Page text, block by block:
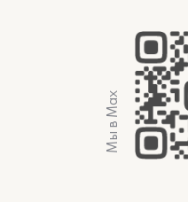
Мы в Max